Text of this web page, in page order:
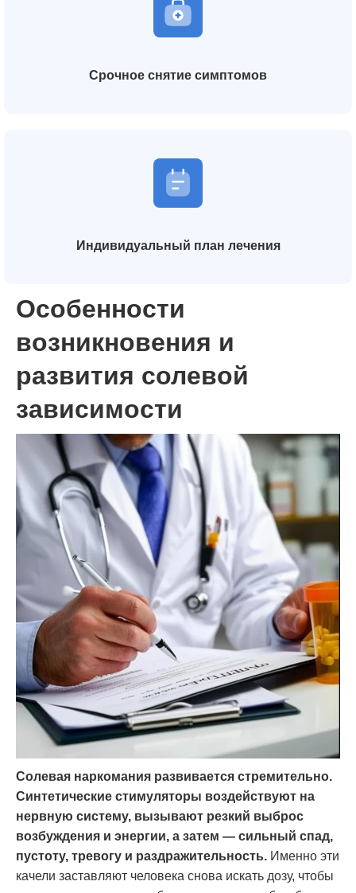
Срочное снятие симптомов
Индивидуальный план лечения
Особенности
возникновения и
развития солевой
зависимости
Солевая наркомания развивается стремительно.
Синтетические стимуляторы воздействуют на
нервную систему, вызывают резкий выброс
возбуждения и энергии, а затем — сильный спад,
пустоту, тревогу и раздражительность. Именно эти
качели заставляют человека снова искать дозу, чтобы